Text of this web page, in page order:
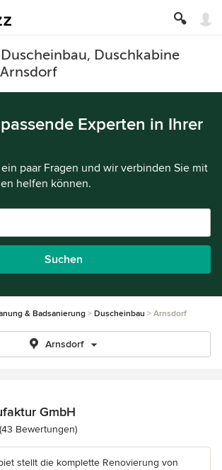
Duschkabine
Experten in Ihrer
paar Fragen und wir verbinden Sie mit
helfen können.
Suchen
& Badsanierung Duscheinbau Arnsdorf
Arnsdorf
GmbH
5 von 5 Sternen
(43 Bewertungen)
stellt die komplette Renovierung von